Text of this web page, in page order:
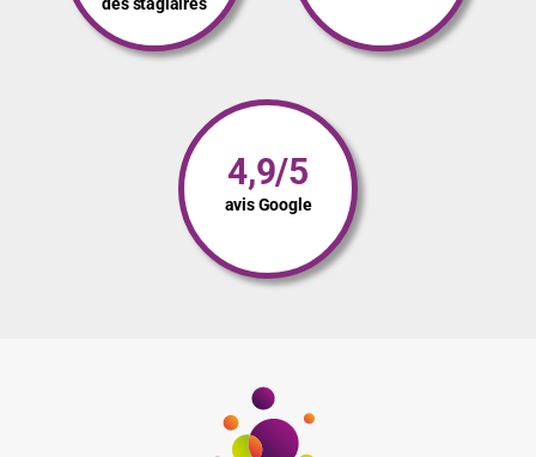
des stagiaires
4,9/5
avis Google